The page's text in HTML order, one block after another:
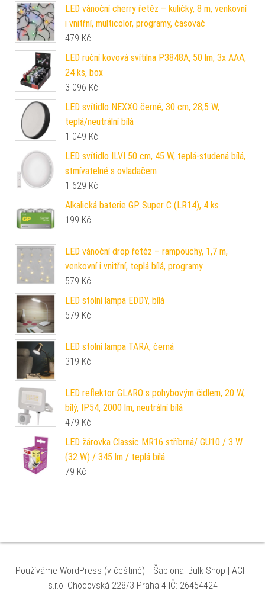
LED vánoční cherry řetěz – kuličky, 8 m, venkovní
i vnitřní, multicolor, programy, časovač
479 Kč
LED ruční kovová svítilna P3848A, 50 lm, 3x AAA,
24 ks, box
3 096 Kč
LED svítidlo NEXXO černé, 30 cm, 28,5 W,
teplá/neutrální bílá
1 049 Kč
LED svítidlo ILVI 50 cm, 45 W, teplá-studená bílá,
stmívatelné s ovladačem
1 629 Kč
Alkalická baterie GP Super C (LR14), 4 ks
199 Kč
LED vánoční drop řetěz – rampouchy, 1,7 m,
venkovní i vnitřní, teplá bílá, programy
579 Kč
LED stolní lampa EDDY, bílá
579 Kč
LED stolní lampa TARA, černá
319 Kč
LED reflektor GLARO s pohybovým čidlem, 20 W,
bílý, IP54, 2000 lm, neutrální bílá
479 Kč
LED žárovka Classic MR16 stříbrná/ GU10 / 3 W
(32 W) / 345 lm / teplá bílá
79 Kč
Používáme WordPress (v češtině). | Šablona: Bulk Shop | ACIT
s.r.o. Chodovská 228/3 Praha 4 IČ: 26454424